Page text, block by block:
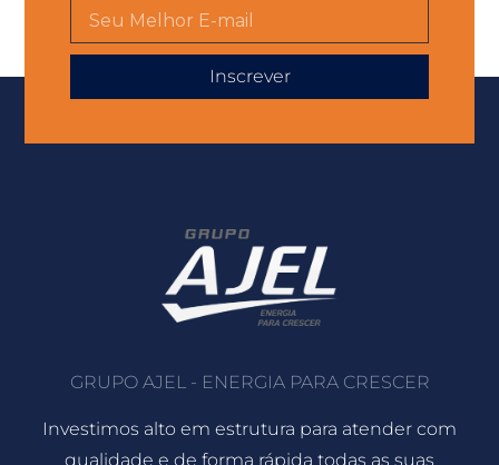
Inscrever
GRUPO AJEL - ENERGIA PARA CRESCER
Investimos alto em estrutura para atender com
qualidade e de forma rápida todas as suas